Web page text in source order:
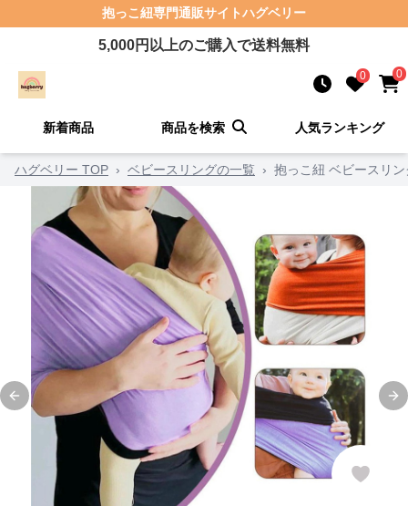
抱っこ紐専門通販サイトハグベリー
5,000円以上のご購入で送料無料
0 0
新着商品 商品を検索 人気ランキング
ハグベリー TOP › ベビースリングの一覧 › 抱っこ紐 ベビースリ
Previous slide